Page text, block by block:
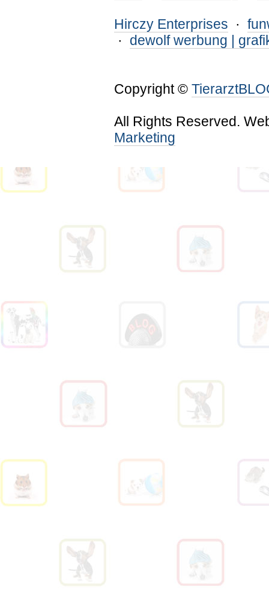
Hirczy Enterprises ·
· dewolf werbung |
Copyright ©
All Rights Reserved.
Marketing